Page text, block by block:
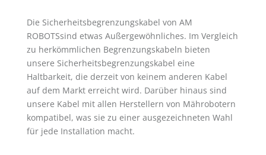
Die Sicherheitsbegrenzungskabel von AM
ROBOTSsind etwas Außergewöhnliches. Im Vergleich
zu herkömmlichen Begrenzungskabeln bieten
unsere Sicherheitsbegrenzungskabel eine
Haltbarkeit, die derzeit von keinem anderen Kabel
auf dem Markt erreicht wird. Darüber hinaus sind
unsere Kabel mit allen Herstellern von Mährobotern
kompatibel, was sie zu einer ausgezeichneten Wahl
für jede Installation macht.